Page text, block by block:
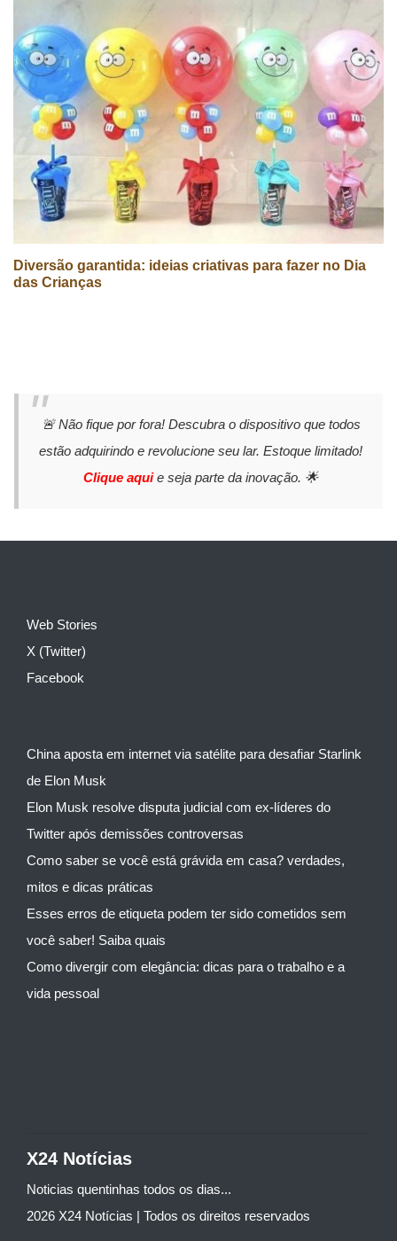
Diversão garantida: ideias criativas para fazer no Dia
das Crianças
🚨 Não fique por fora! Descubra o dispositivo que todos
estão adquirindo e revolucione seu lar. Estoque limitado!
Clique aquie seja parte da inovação. 🌟
Web Stories
X (Twitter)
Facebook
China aposta em internet via satélite para desafiar Starlink
de Elon Musk
Elon Musk resolve disputa judicial com ex-líderes do
Twitter após demissões controversas
Como saber se você está grávida em casa? verdades,
mitos e dicas práticas
Esses erros de etiqueta podem ter sido cometidos sem
você saber! Saiba quais
Como divergir com elegância: dicas para o trabalho e a
vida pessoal
X24 Notícias
Noticias quentinhas todos os dias...
2026 X24 Notícias | Todos os direitos reservados